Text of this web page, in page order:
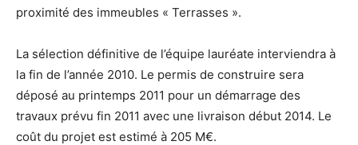
proximité des immeubles « Terrasses ».
La sélection définitive de l’équipe lauréate interviendra à
la fin de l’année 2010. Le permis de construire sera
déposé au printemps 2011 pour un démarrage des
travaux prévu fin 2011 avec une livraison début 2014. Le
coût du projet est estimé à 205 M€.